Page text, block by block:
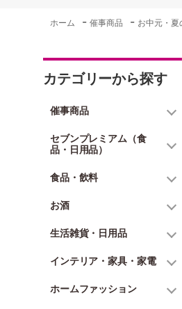
ホーム -催事商品 - お中元・夏
カテゴリーから探す
催事商品
セブンプレミアム（食
品・日用品）
食品・飲料
お酒
生活雑貨・日用品
インテリア・家具・家電
ホームファッション